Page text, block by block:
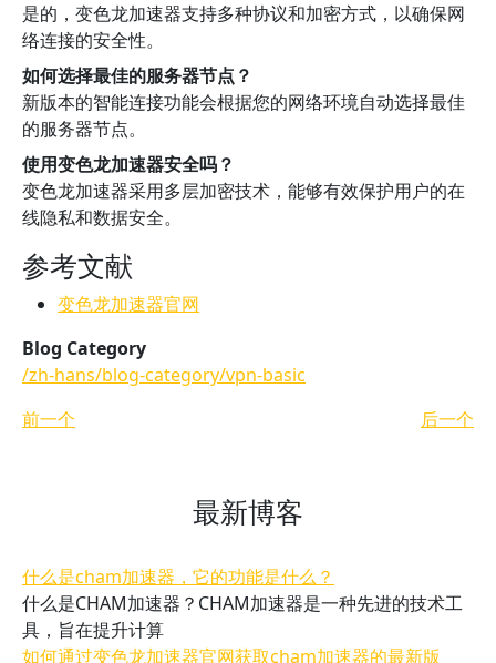
是的，变色龙加速器支持多种协议和加密方式，以确保网
络连接的安全性。
如何选择最佳的服务器节点？
新版本的智能连接功能会根据您的网络环境自动选择最佳
的服务器节点。
使用变色龙加速器安全吗？
变色龙加速器采用多层加密技术，能够有效保护用户的在
线隐私和数据安全。
参考文献
变色龙加速器官网
Blog Category
/zh-hans/blog-category/vpn-basic
前一个
后一个
最新博客
什么是cham加速器，它的功能是什么？
什么是CHAM加速器？CHAM加速器是一种先进的技术工
具，旨在提升计算
如何通过变色龙加速器官网获取cham加速器的最新版